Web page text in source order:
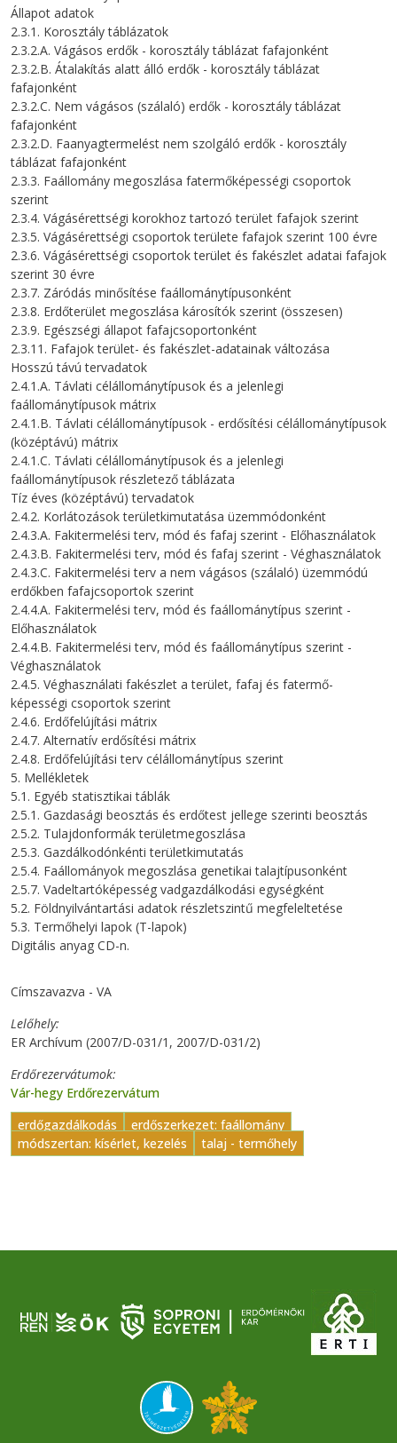
Állapot adatok
2.3.1. Korosztály táblázatok
2.3.2.A. Vágásos erdők - korosztály táblázat fafajonként
2.3.2.B. Átalakítás alatt álló erdők - korosztály táblázat
fafajonként
2.3.2.C. Nem vágásos (szálaló) erdők - korosztály táblázat
fafajonként
2.3.2.D. Faanyagtermelést nem szolgáló erdők - korosztály
táblázat fafajonként
2.3.3. Faállomány megoszlása fatermőképességi csoportok
szerint
2.3.4. Vágásérettségi korokhoz tartozó terület fafajok szerint
2.3.5. Vágásérettségi csoportok területe fafajok szerint 100 évre
2.3.6. Vágásérettségi csoportok terület és fakészlet adatai fafajok
szerint 30 évre
2.3.7. Záródás minősítése faállománytípusonként
2.3.8. Erdőterület megoszlása károsítók szerint (összesen)
2.3.9. Egészségi állapot fafajcsoportonként
2.3.11. Fafajok terület- és fakészlet-adatainak változása
Hosszú távú tervadatok
2.4.1.A. Távlati célállománytípusok és a jelenlegi
faállománytípusok mátrix
2.4.1.B. Távlati célállománytípusok - erdősítési célállománytípusok
(középtávú) mátrix
2.4.1.C. Távlati célállománytípusok és a jelenlegi
faállománytípusok részletező táblázata
Tíz éves (középtávú) tervadatok
2.4.2. Korlátozások területkimutatása üzemmódonként
2.4.3.A. Fakitermelési terv, mód és fafaj szerint - Előhasználatok
2.4.3.B. Fakitermelési terv, mód és fafaj szerint - Véghasználatok
2.4.3.C. Fakitermelési terv a nem vágásos (szálaló) üzemmódú
erdőkben fafajcsoportok szerint
2.4.4.A. Fakitermelési terv, mód és faállománytípus szerint -
Előhasználatok
2.4.4.B. Fakitermelési terv, mód és faállománytípus szerint -
Véghasználatok
2.4.5. Véghasználati fakészlet a terület, fafaj és fatermő-
képességi csoportok szerint
2.4.6. Erdőfelújítási mátrix
2.4.7. Alternatív erdősítési mátrix
2.4.8. Erdőfelújítási terv célállománytípus szerint
5. Mellékletek
5.1. Egyéb statisztikai táblák
2.5.1. Gazdasági beosztás és erdőtest jellege szerinti beosztás
2.5.2. Tulajdonformák területmegoszlása
2.5.3. Gazdálkodónkénti területkimutatás
2.5.4. Faállományok megoszlása genetikai talajtípusonként
2.5.7. Vadeltartóképesség vadgazdálkodási egységként
5.2. Földnyilvántartási adatok részletszintű megfeleltetése
5.3. Termőhelyi lapok (T-lapok)
Digitális anyag CD-n.
Címszavazva - VA
Lelőhely
ER Archívum (2007/D-031/1, 2007/D-031/2)
Erdőrezervátumok
Vár-hegy Erdőrezervátum
erdőgazdálkodás
erdőszerkezet: faállomány
módszertan: kísérlet, kezelés
talaj - termőhely